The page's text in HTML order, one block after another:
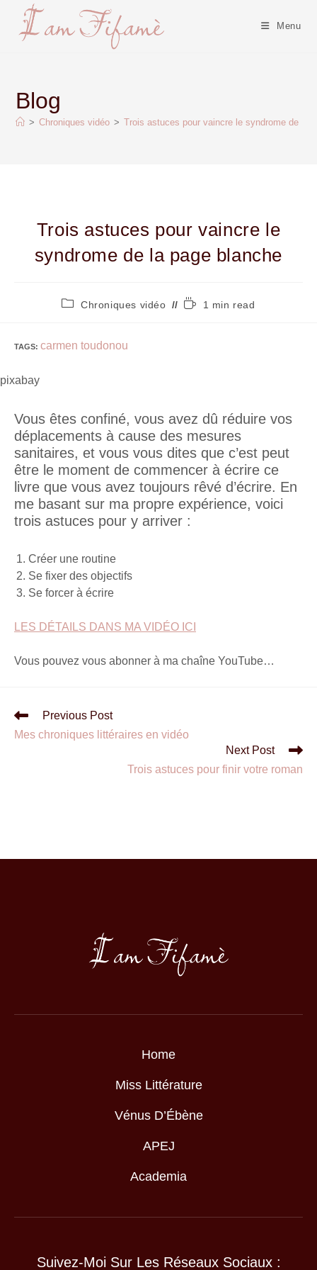
Menu
Blog
> Chroniques vidéo > Trois astuces pour vaincre le syndrome de la
Trois astuces pour vaincre le
syndrome de la page blanche
Chroniques vidéo 1 min read
TAGS: carmen toudonou
pixabay
Vous êtes confiné, vous avez dû réduire vos
déplacements à cause des mesures
sanitaires, et vous vous dites que c’est peut
être le moment de commencer à écrire ce
livre que vous avez toujours rêvé d’écrire. En
me basant sur ma propre expérience, voici
trois astuces pour y arriver :
Créer une routine
Se fixer des objectifs
Se forcer à écrire
LES DÉTAILS DANS MA VIDÉO ICI
Vous pouvez vous abonner à ma chaîne YouTube…
Previous Post
Mes chroniques littéraires en vidéo
Next Post
Trois astuces pour finir votre roman
Home
Miss Littérature
Vénus D’Ébène
APEJ
Academia
Suivez-Moi Sur Les Réseaux Sociaux :